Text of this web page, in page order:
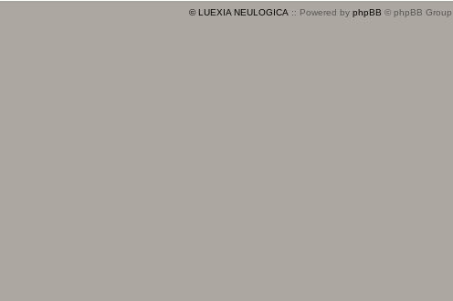
© LUEXIA NEULOGICA :: Powered by phpBB © phpBB Group